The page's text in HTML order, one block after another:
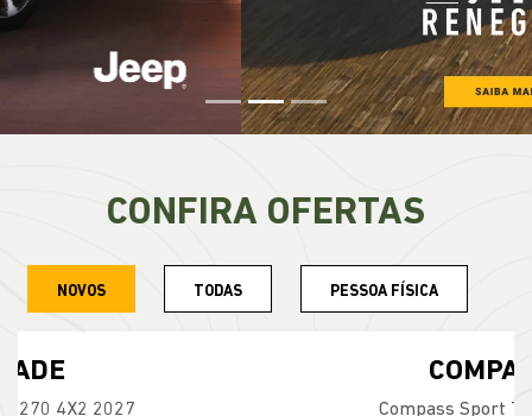
CONFIRA OFERTAS
NOVOS TODAS PESSOA FÍSICA